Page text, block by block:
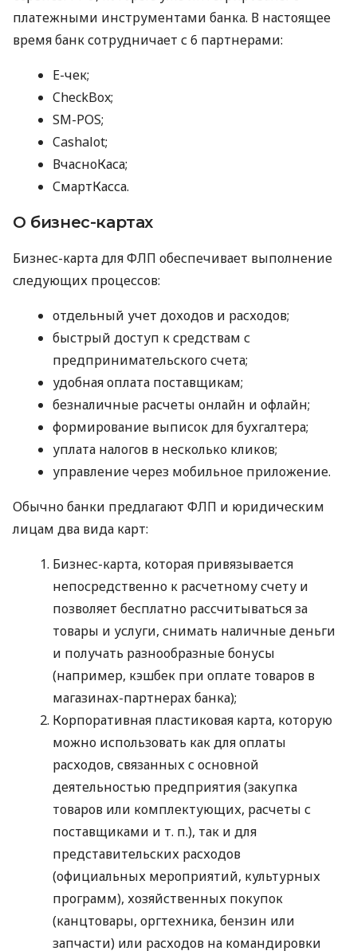
платежными инструментами банка. В настоящее
время банк сотрудничает с 6 партнерами:
E-чек;
CheckBox;
SM-POS;
Cashalot;
ВчасноКаса;
СмартКасса.
О бизнес-картах
Бизнес-карта для ФЛП обеспечивает выполнение
следующих процессов:
отдельный учет доходов и расходов;
быстрый доступ к средствам с
предпринимательского счета;
удобная оплата поставщикам;
безналичные расчеты онлайн и офлайн;
формирование выписок для бухгалтера;
уплата налогов в несколько кликов;
управление через мобильное приложение.
Обычно банки предлагают ФЛП и юридическим
лицам два вида карт:
Бизнес-карта, которая привязывается
непосредственно к расчетному счету и
позволяет бесплатно рассчитываться за
товары и услуги, снимать наличные деньги
и получать разнообразные бонусы
(например, кэшбек при оплате товаров в
магазинах-партнерах банка);
Корпоративная пластиковая карта, которую
можно использовать как для оплаты
расходов, связанных с основной
деятельностью предприятия (закупка
товаров или комплектующих, расчеты с
поставщиками и т. п.), так и для
представительских расходов
(официальных мероприятий, культурных
программ), хозяйственных покупок
(канцтовары, оргтехника, бензин или
запчасти) или расходов на командировки